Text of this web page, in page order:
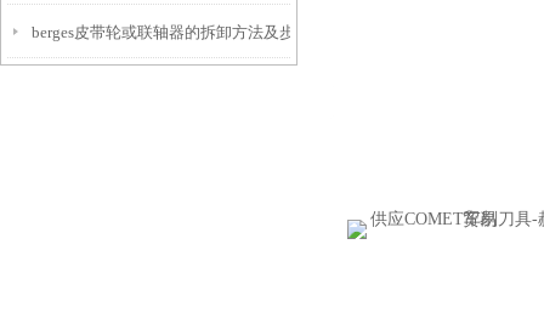
berges皮带轮或联轴器的拆卸方法及步骤